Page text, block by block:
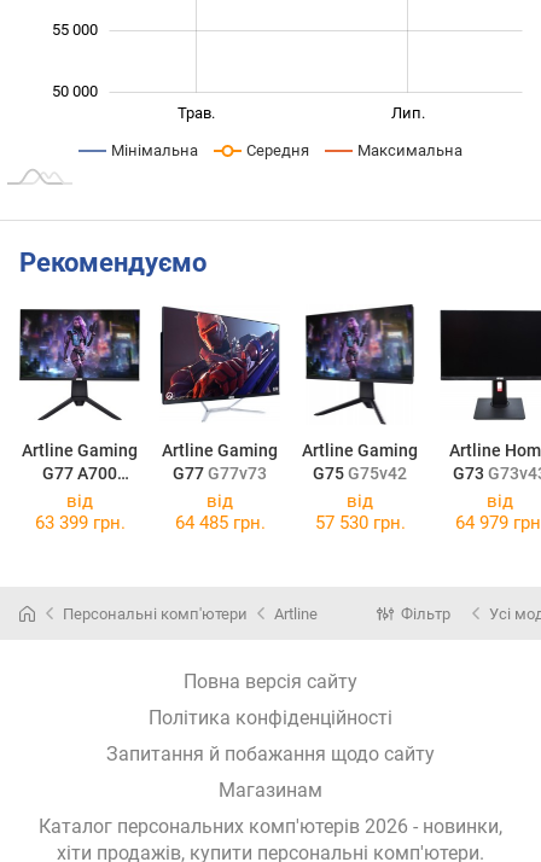
50 000
55 000
Трав. Лип.
Мінімальна Середня Максимальна
Рекомендуємо
Artline Gaming
G77 A700
G77v67
Artline Gaming
G77G77v73
Artline Gaming
G75G75v42
Artline
G73
від
63 399 грн.
від
64 485 грн.
від
57 530 грн.
від
64 979
Персональні комп'ютери Artline Фільтр Усі
Повна версія сайту
Політика конфіденційності
Запитання й побажання щодо сайту
Магазинам
Каталог персональних комп'ютерів 2026 - новинки,
хіти продажів, купити персональні комп'ютери.